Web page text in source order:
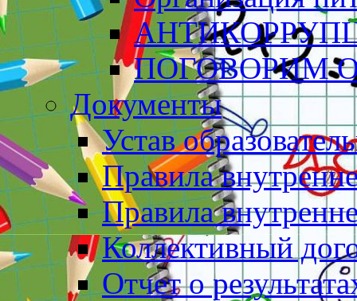
ПОГОВОРИМ
Документы
Устав
Правила
Правила
Коллективный
Отчет о